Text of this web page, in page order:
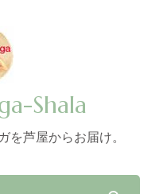
Shala
芦屋からお届け。